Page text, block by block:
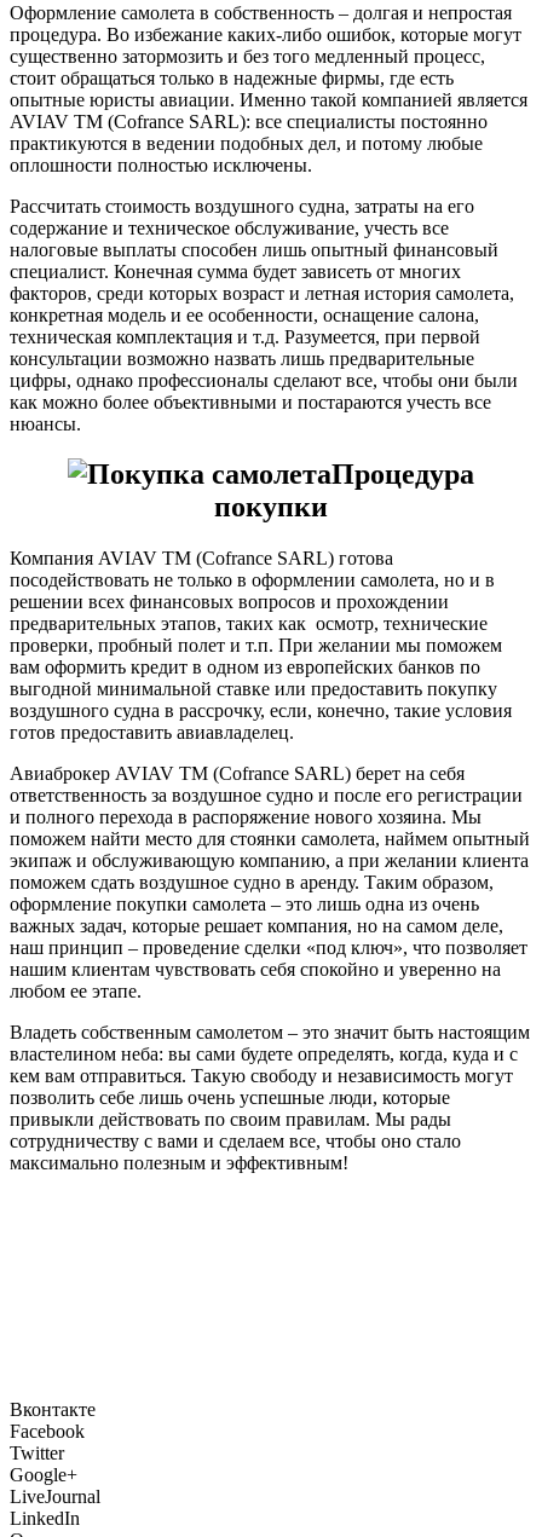
Оформление самолета в собственность – долгая и непростая
процедура. Во избежание каких-либо ошибок, которые могут
существенно затормозить и без того медленный процесс,
стоит обращаться только в надежные фирмы, где есть
опытные юристы авиации. Именно такой компанией является
AVIAV TM (Cofrance SARL): все специалисты постоянно
практикуются в ведении подобных дел, и потому любые
оплошности полностью исключены.
Рассчитать стоимость воздушного судна, затраты на его
содержание и техническое обслуживание, учесть все
налоговые выплаты способен лишь опытный финансовый
специалист. Конечная сумма будет зависеть от многих
факторов, среди которых возраст и летная история самолета,
конкретная модель и ее особенности, оснащение салона,
техническая комплектация и т.д. Разумеется, при первой
консультации возможно назвать лишь предварительные
цифры, однако профессионалы сделают все, чтобы они были
как можно более объективными и постараются учесть все
нюансы.
Процедура
покупки
Компания AVIAV TM (Cofrance SARL) готова
посодействовать не только в оформлении самолета, но и в
решении всех финансовых вопросов и прохождении
предварительных этапов, таких как осмотр, технические
проверки, пробный полет и т.п. При желании мы поможем
вам оформить кредит в одном из европейских банков по
выгодной минимальной ставке или предоставить покупку
воздушного судна в рассрочку, если, конечно, такие условия
готов предоставить авиавладелец.
Авиаброкер AVIAV TM (Cofrance SARL) берет на себя
ответственность за воздушное судно и после его регистрации
и полного перехода в распоряжение нового хозяина. Мы
поможем найти место для стоянки самолета, наймем опытный
экипаж и обслуживающую компанию, а при желании клиента
поможем сдать воздушное судно в аренду. Таким образом,
оформление покупки самолета – это лишь одна из очень
важных задач, которые решает компания, но на самом деле,
наш принцип – проведение сделки «под ключ», что позволяет
нашим клиентам чувствовать себя спокойно и уверенно на
любом ее этапе.
Владеть собственным самолетом – это значит быть настоящим
властелином неба: вы сами будете определять, когда, куда и с
кем вам отправиться. Такую свободу и независимость могут
позволить себе лишь очень успешные люди, которые
привыкли действовать по своим правилам. Мы рады
сотрудничеству с вами и сделаем все, чтобы оно стало
максимально полезным и эффективным!
Вконтакте
Facebook
Twitter
Google+
LiveJournal
LinkedIn